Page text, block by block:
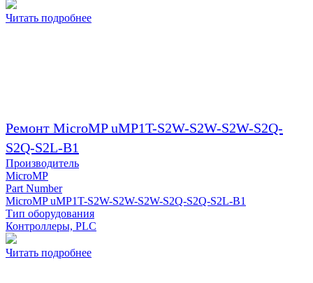
Читать подробнее
Ремонт MicroMP uMP1T-S2W-S2W-S2W-S2Q-
S2Q-S2L-B1
Производитель
MicroMP
Part Number
MicroMP uMP1T-S2W-S2W-S2W-S2Q-S2Q-S2L-B1
Тип оборудования
Контроллеры, PLC
Читать подробнее